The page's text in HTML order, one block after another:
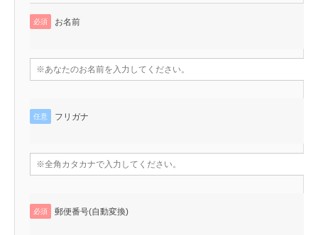
必須 お名前
任意 フリガナ
必須 郵便番号(自動変換)